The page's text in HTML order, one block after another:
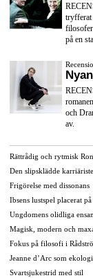
tryfferat
på en
romanen
och
av.
Rättrådig och rytmisk
Den slipsklädde
Frigörelse med dissonans
Ibsens lustspel placerat
Ungdomens olidliga
Magisk, modern och
Fokus på filosofi i
Jeanne d’Arc som
Svartsjukestrid med stil